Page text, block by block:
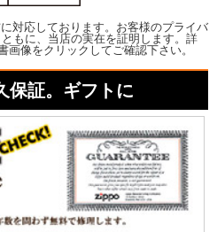
対応しております。お客様のプライバ
もに、当店の実在を証明します。詳
像をクリックしてご確認下さい。
保証。ギフトに